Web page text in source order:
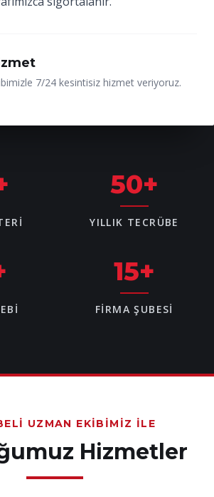
7/24 kesintisiz hizmet veriyoruz.
50+
YILLIK TECRÜBE
15+
FIRMA ŞUBESI
UZMAN EKIBIMIZ İLE
Hizmetler